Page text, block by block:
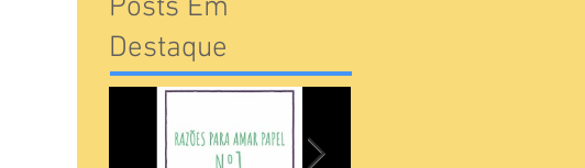
Posts Em
Destaque